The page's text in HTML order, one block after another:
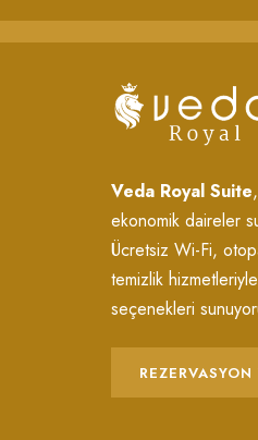
Veda Royal Suite
ekonomik daireler
Ücretsiz Wi-Fi,
temizlik
seçenekleri
REZERVASYON